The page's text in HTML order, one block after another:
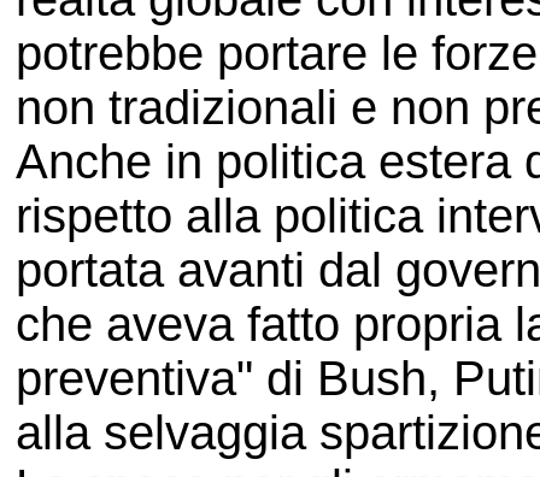
potrebbe portare le
non tradizionali e non
Anche in politica estera
rispetto alla politica
portata avanti dal
che aveva fatto propria
preventiva" di Bush,
alla selvaggia